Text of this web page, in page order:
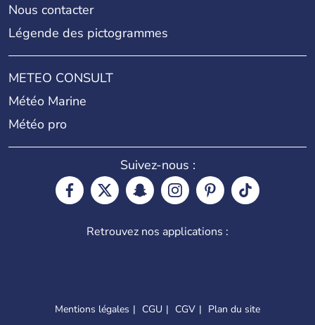
Nous contacter
Légende des pictogrammes
METEO CONSULT
Météo Marine
Météo pro
Suivez-nous :
Retrouvez nos applications :
Mentions légales CGU CGV
Plan du site